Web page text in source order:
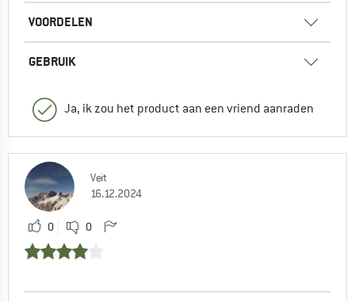
VOORDELEN
GEBRUIK
Ja, ik zou het product aan een vriend aanraden
Veit
16.12.2024
0 0